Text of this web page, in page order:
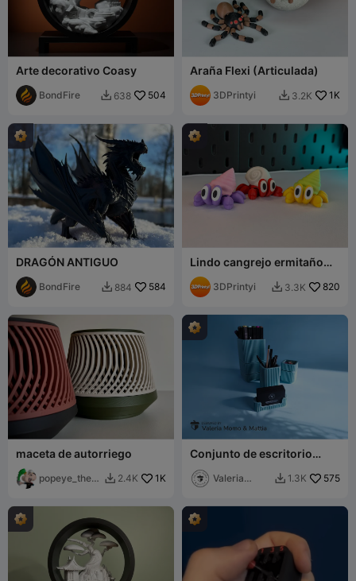
Arte decorativo Coasy
BondFire  638 504
Araña Flexi (Articulada)
3DPrintyi  3.2K 1K
DRAGÓN ANTIGUO
BondFire  884 584
Lindo cangrejo ermitaño
articulado
3DPrintyi  3.3K 820
maceta de autorriego
popeye_the_s  2.4K 1K
Conjunto de escritorio
portaplumas)
Valeria
 1.3K 575